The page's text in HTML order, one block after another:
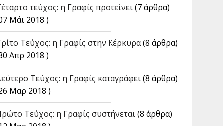
τεύχος: η Γραφίς προτείνει(7 άρθρα)
Μάι 2018 )
Τεύχος: η Γραφίς στην Κέρκυρα(8 άρθρα)
Απρ 2018 )
Τεύχος: η Γραφίς καταγράφει(8 άρθρα)
Μαρ 2018 )
Τεύχος: η Γραφίς συστήνεται(8 άρθρα)